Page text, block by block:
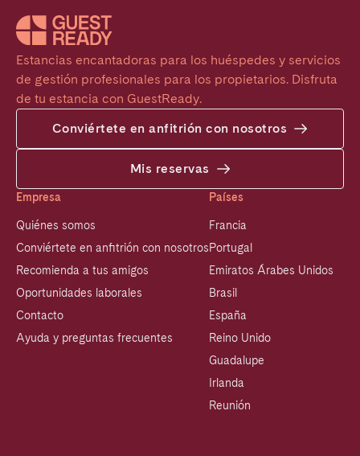
Estancias encantadoras para los huéspedes y servicios
de gestión profesionales para los propietarios. Disfruta
de tu estancia con GuestReady.
Conviértete en anfitrión con nosotros
Mis reservas
Empresa
Quiénes somos
Conviértete en anfitrión con nosotros
Recomienda a tus amigos
Oportunidades laborales
Contacto
Ayuda y preguntas frecuentes
Países
Francia
Portugal
Emiratos Árabes Unidos
Brasil
España
Reino Unido
Guadalupe
Irlanda
Reunión